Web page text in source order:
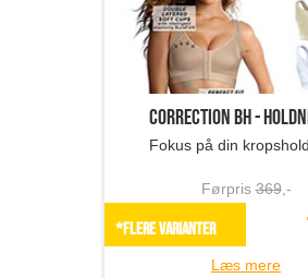
Correction BH -
Fokus på din
Førpris369,-
*Flere varianter
Læs mere